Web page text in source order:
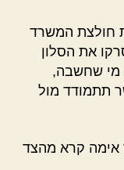
חולצת המשרד
את הסלון
מי שחשבה,
תתמודד מול
אימה קרא מהצד